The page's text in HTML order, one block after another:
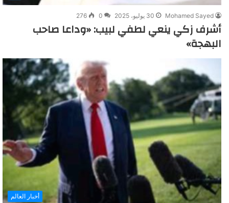
Mohamed Sayed 30 يوليو، 2025 0
276
أشرف زكي ينعي لطفي لبيب: «وداعا صاحب
البهجة»
أخبار العالم